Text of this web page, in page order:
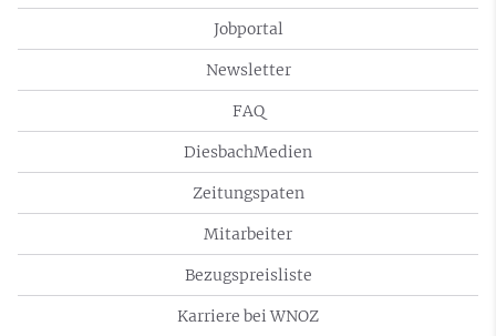
Jobportal
Newsletter
FAQ
DiesbachMedien
Zeitungspaten
Mitarbeiter
Bezugspreisliste
Karriere bei WNOZ